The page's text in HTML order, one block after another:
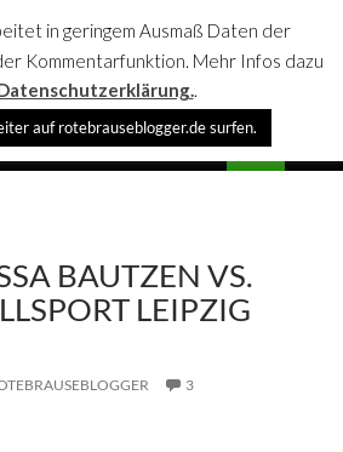
BAUTZEN VS.
LEIPZIG
3
in geringem Ausmaß Daten der
Kommentarfunktion. Mehr Infos dazu
.
auf rotebrauseblogger.de surfen.